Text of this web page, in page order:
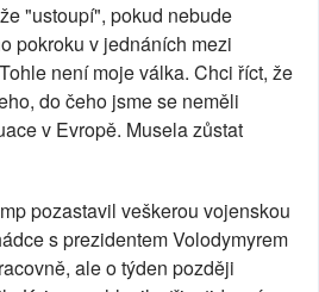
"ustoupí", pokud nebude
pokroku v jednáních mezi
není moje válka. Chci říct, že
do čeho jsme se neměli
v Evropě. Musela zůstat
pozastavil veškerou vojenskou
s prezidentem Volodymyrem
ale o týden později